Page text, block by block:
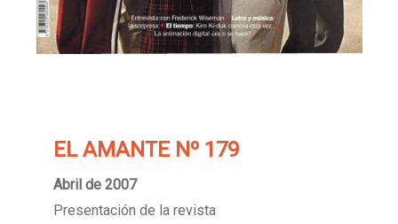
EL AMANTE Nº 179
Abril de 2007
Presentación de la revista